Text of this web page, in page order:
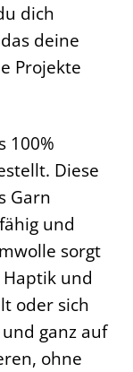
dich
deine
Projekte
100%
Diese
Garn
und
sorgt
und
oder sich
ganz auf
ohne